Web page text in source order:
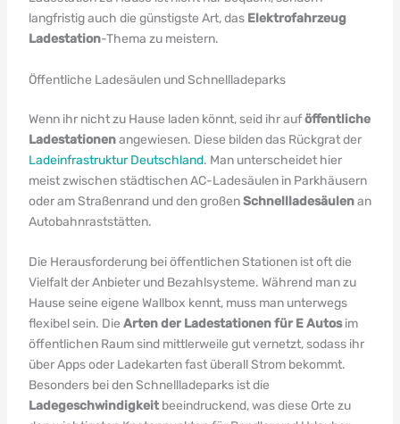
langfristig auch die günstigste Art, das Elektrofahrzeug
Ladestation-Thema zu meistern.
Öffentliche Ladesäulen und Schnellladeparks
Wenn ihr nicht zu Hause laden könnt, seid ihr auföffentliche
Ladestationenangewiesen. Diese bilden das Rückgrat der
Ladeinfrastruktur Deutschland. Man unterscheidet hier
meist zwischen städtischen AC-Ladesäulen in Parkhäusern
oder am Straßenrand und den großenSchnellladesäulenan
Autobahnraststätten.
Die Herausforderung bei öffentlichen Stationen ist oft die
Vielfalt der Anbieter und Bezahlsysteme. Während man zu
Hause seine eigene Wallbox kennt, muss man unterwegs
flexibel sein. Die Arten der Ladestationen für E Autosim
öffentlichen Raum sind mittlerweile gut vernetzt, sodass ihr
über Apps oder Ladekarten fast überall Strom bekommt.
Besonders bei den Schnellladeparks ist die
Ladegeschwindigkeitbeeindruckend, was diese Orte zu